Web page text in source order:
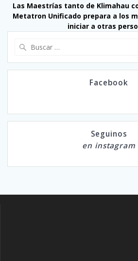
Las Maestrías tanto de Klimahau
Metatron Unificado prepara a los
iniciar a otras
Facebook
Seguinos
en instagram